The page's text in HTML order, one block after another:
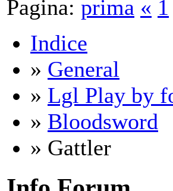
Pagina: prima « 1
Indice
» General
» Lgl Play by
» Bloodsword
» Gattler